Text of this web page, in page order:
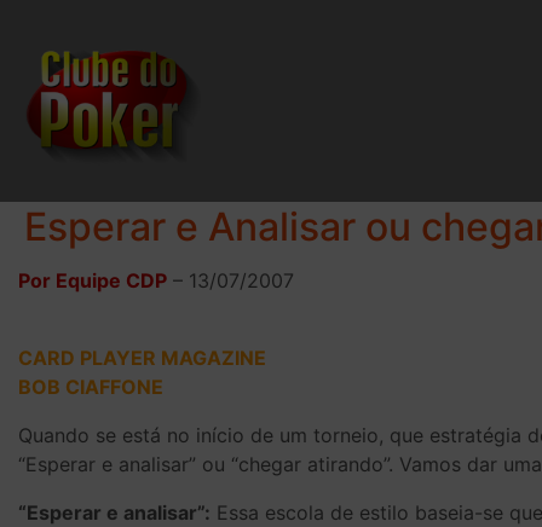
Esperar e Analisar ou
Por Equipe CDP – 13/07/2007
CARD PLAYER MAGAZINE
BOB CIAFFONE
Quando se está no início de um torneio, que estratégia
“Esperar e analisar” ou “chegar atirando”. Vamos dar
“Esperar e analisar”: Essa escola de estilo baseia-se